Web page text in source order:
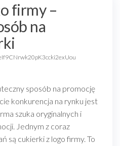
firmy –
na
sposób na promocję
konkurencja na rynku jest
szuka oryginalnych i
Jednym z coraz
są cukierki z logo firmy. To